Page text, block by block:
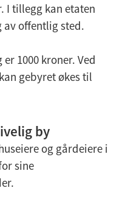
I tillegg kan etaten
offentlig sted.
1000 kroner. Ved
gebyret økes til
by
og gårdeiere i
sine